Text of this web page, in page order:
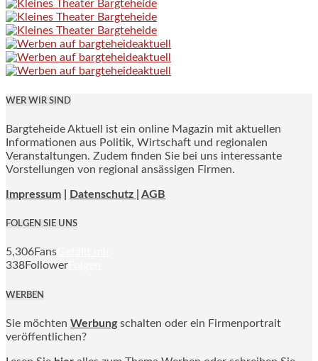
WER WIR SIND
Bargteheide Aktuell ist ein online Magazin mit aktuellen
Informationen aus Politik, Wirtschaft und regionalen
Veranstaltungen. Zudem finden Sie bei uns interessante
Vorstellungen von regional ansässigen Firmen.
Impressum Datenschutz | AGB
FOLGEN SIE UNS
5,306Fans
338Follower
WERBEN
Sie möchten Werbung schalten oder ein Firmenportrait
veröffentlichen?